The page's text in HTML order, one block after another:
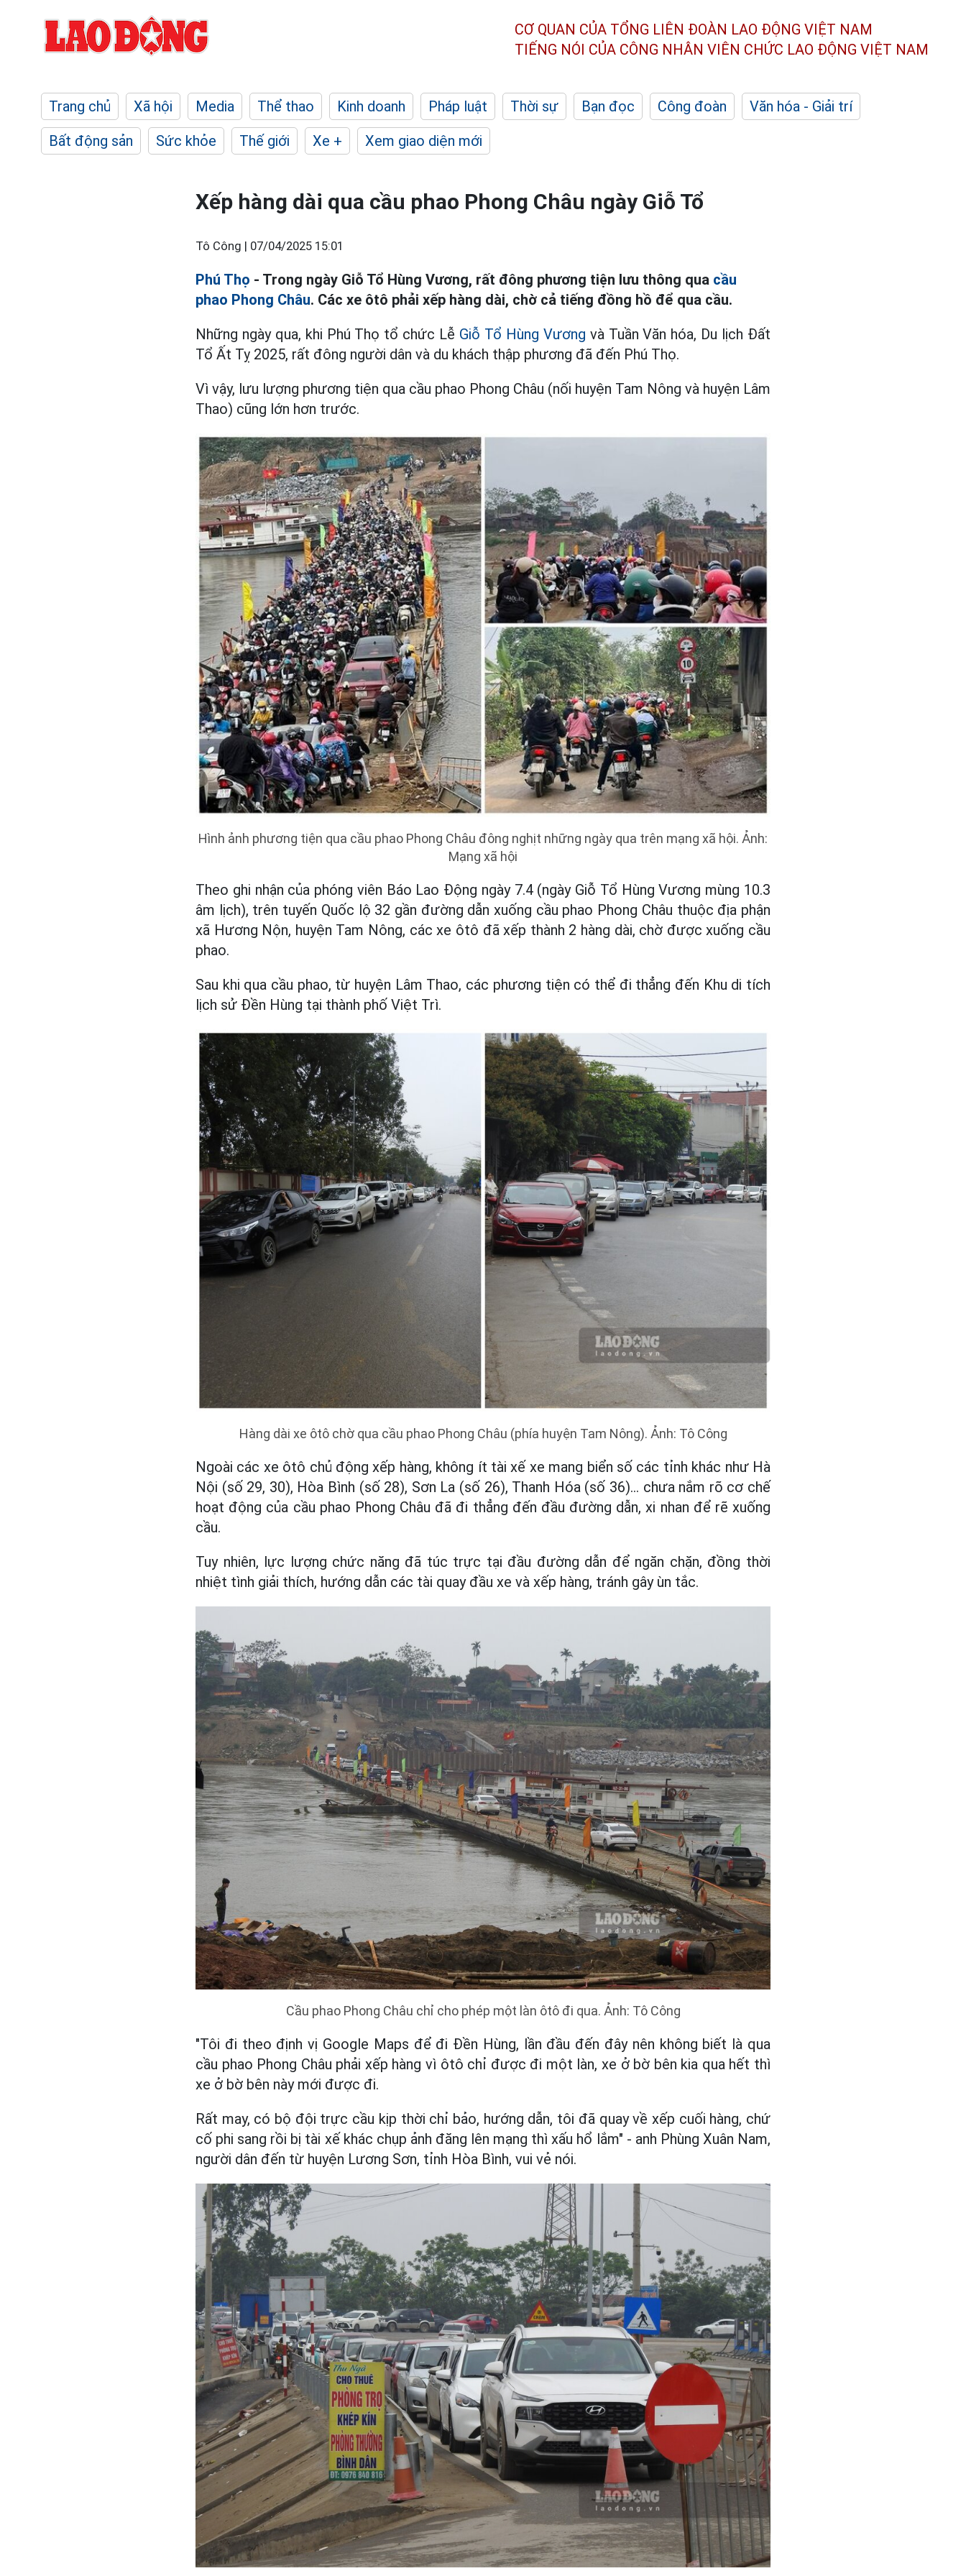
CƠ QUAN CỦA TỔNG LIÊN ĐOÀN LAO ĐỘNG VIỆT NAM
TIẾNG NÓI CỦA CÔNG NHÂN VIÊN CHỨC LAO ĐỘNG VIỆT NAM
Trang chủ Xã hội Media Thể thao Kinh doanh Pháp luật Thời sự Bạn đọc Công đoàn
Văn hóa - Giải trí
Bất động sản
Sức khỏe Thế giới Xe + Xem giao diện mới
Xếp hàng dài qua cầu phao Phong Châu ngày Giỗ Tổ
Tô Công | 07/04/2025 15:01
Phú Thọ - Trong ngày Giỗ Tổ Hùng Vương, rất đông phương tiện lưu thông qua cầu
phao Phong Châu. Các xe ôtô phải xếp hàng dài, chờ cả tiếng đồng hồ để qua cầu.
Những ngày qua, khi Phú Thọ tổ chức Lễ Giỗ Tổ Hùng Vương và Tuần Văn hóa, Du lịch Đất
Tổ Ất Tỵ 2025, rất đông người dân và du khách thập phương đã đến Phú Thọ.
Vì vậy, lưu lượng phương tiện qua cầu phao Phong Châu (nối huyện Tam Nông và huyện Lâm
Thao) cũng lớn hơn trước.
Hình ảnh phương tiện qua cầu phao Phong Châu đông nghịt những ngày qua trên mạng xã hội. Ảnh:
Mạng xã hội
Theo ghi nhận của phóng viên Báo Lao Động ngày 7.4 (ngày Giỗ Tổ Hùng Vương mùng 10.3
âm lịch), trên tuyến Quốc lộ 32 gần đường dẫn xuống cầu phao Phong Châu thuộc địa phận
xã Hương Nộn, huyện Tam Nông, các xe ôtô đã xếp thành 2 hàng dài, chờ được xuống cầu
phao.
Sau khi qua cầu phao, từ huyện Lâm Thao, các phương tiện có thể đi thẳng đến Khu di tích
lịch sử Đền Hùng tại thành phố Việt Trì.
Hàng dài xe ôtô chờ qua cầu phao Phong Châu (phía huyện Tam Nông). Ảnh: Tô Công
Ngoài các xe ôtô chủ động xếp hàng, không ít tài xế xe mang biển số các tỉnh khác như Hà
Nội (số 29, 30), Hòa Bình (số 28), Sơn La (số 26), Thanh Hóa (số 36)... chưa nắm rõ cơ chế
hoạt động của cầu phao Phong Châu đã đi thẳng đến đầu đường dẫn, xi nhan để rẽ xuống
cầu.
Tuy nhiên, lực lượng chức năng đã túc trực tại đầu đường dẫn để ngăn chặn, đồng thời
nhiệt tình giải thích, hướng dẫn các tài quay đầu xe và xếp hàng, tránh gây ùn tắc.
Cầu phao Phong Châu chỉ cho phép một làn ôtô đi qua. Ảnh: Tô Công
"Tôi đi theo định vị Google Maps để đi Đền Hùng, lần đầu đến đây nên không biết là qua
cầu phao Phong Châu phải xếp hàng vì ôtô chỉ được đi một làn, xe ở bờ bên kia qua hết thì
xe ở bờ bên này mới được đi.
Rất may, có bộ đội trực cầu kịp thời chỉ bảo, hướng dẫn, tôi đã quay về xếp cuối hàng, chứ
cố phi sang rồi bị tài xế khác chụp ảnh đăng lên mạng thì xấu hổ lắm" - anh Phùng Xuân Nam,
người dân đến từ huyện Lương Sơn, tỉnh Hòa Bình, vui vẻ nói.